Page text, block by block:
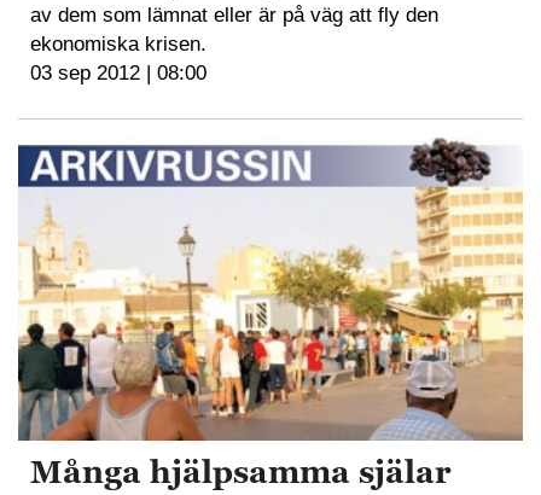
av dem som lämnat eller är på väg att fly den
ekonomiska krisen.
03 sep 2012 | 08:00
Många hjälpsamma själar